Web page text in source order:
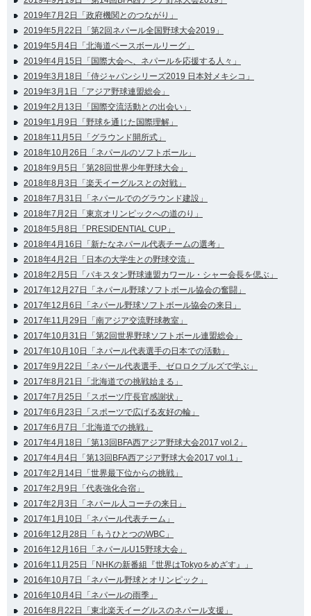
2019年7月2日「政府機関とのつながり」
2019年5月22日「第2回ネパール全国野球大会2019」
2019年5月4日「北海道ベースボールリーグ」
2019年4月15日「国際大会へ、ネパールを応援する人々」
2019年3月18日「侍ジャパンシリーズ2019 日本対メキシコ」
2019年3月1日「アジア野球連盟総会」
2019年2月13日「国際交流活動との出会い」
2019年1月9日「野球を通じた国際理解」
2018年11月5日「グラウンド開所式」
2018年10月26日「ネパールのソフトボール」
2018年9月5日「第28回世界少年野球大会」
2018年8月3日「楽天イーグルスとの対戦」
2018年7月31日「ネパールでのグラウンド建設」
2018年7月2日「東京オリンピックへの道のり」
2018年5月8日「PRESIDENTIAL CUP」
2018年4月16日「新たなネパール代表チームの選考」
2018年4月2日「日本の大学生との野球交流」
2018年2月5日「パキスタン野球連盟カワール・シャー会長を偲ぶ」
2017年12月27日「ネパール野球ソフトボール協会の奮闘」
2017年12月6日「ネパール野球ソフトボール協会の来日」
2017年11月29日「南アジア交流野球教室」
2017年10月31日「第2回世界野球ソフトボール連盟総会」
2017年10月10日「ネパール代表選手の日本での活動」
2017年9月22日「ネパール代表選手、ゼロロクブルズで学ぶ」
2017年8月21日「北海道での挑戦始まる」
2017年7月25日「スポーツ庁長官感謝状」
2017年6月23日「スポーツで広げる友好の輪」
2017年6月7日「北海道での挑戦」
2017年4月18日「第13回BFA西アジア野球大会2017 vol.2」
2017年4月4日「第13回BFA西アジア野球大会2017 vol.1」
2017年2月14日「世界最下位からの挑戦」
2017年2月9日「代表強化合宿」
2017年2月3日「ネパール人コーチの来日」
2017年1月10日「ネパール代表チーム」
2016年12月28日「もうひとつのWBC」
2016年12月16日「ネパールU15野球大会」
2016年11月25日「NHKの新番組『世界はTokyoをめざす』」
2016年10月7日「ネパール野球とオリンピック」
2016年10月4日「ネパールの雨季」
2016年8月22日「東北楽天イーグルスのネパール支援」